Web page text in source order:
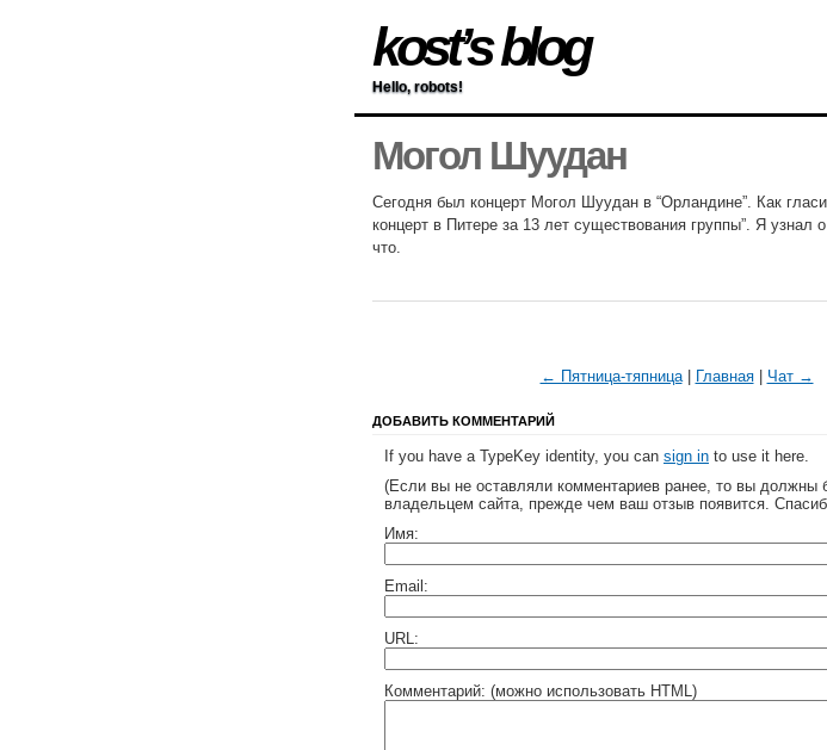
kost’s blog
Hello, robots!
Могол Шуудан
Сегодня был концерт Могол Шуудан в “Орландине”. Как
концерт в Питере за 13 лет существования группы”. Я узнал
что.
← Пятница-тяпница| Главная| Чат →
ДОБАВИТЬ КОММЕНТАРИЙ
If you have a TypeKey identity, you can sign in to use it here.
(Если вы не оставляли комментариев ранее, то вы должны
владельцем сайта, прежде чем ваш отзыв появится.
Имя:
Email:
URL:
Комментарий: (можно использовать HTML)